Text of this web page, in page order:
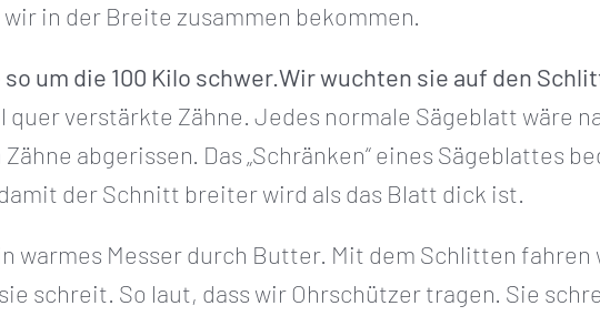
in der Breite zusammen bekommen.
um die 100 Kilo schwer.Wir wuchten sie auf den
verstärkte Zähne. Jedes normale Sägeblatt wäre
abgerissen. Das „Schränken“ eines Sägeblattes
der Schnitt breiter wird als das Blatt dick ist.
warmes Messer durch Butter. Mit dem Schlitten fahren
schreit. So laut, dass wir Ohrschützer tragen. Sie